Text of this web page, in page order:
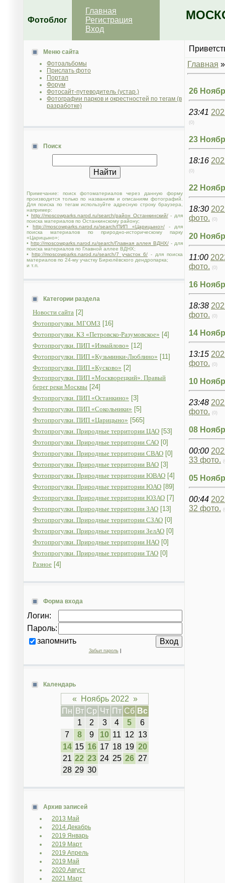
Фотоблог
Главная
Регистрация
Вход
Меню сайта
Фотоальбомы
Прислать фото
Портал
Форум
Фотосайт-путеводитель (устар.)
Фотографии парков и окрестностей по тегам (в
разработке)
Поиск
Примечание: поиск фотоматериалов через данную форму
производится только по названиям и описаниям фотографий.
Для поиска по тегам используйте адресную строку браузера,
например:
• http://moscowparks.narod.ru/search/район Останкинский/- для
поиска материалов по Останкинскому району;
•http://moscowparks.narod.ru/search/ПИП «Царицыно»/- для
поиска материалов по природно-историческому парку
«Царицыно»;
•http://moscowparks.narod.ru/search/Главная аллея ВДНХ/- для
поиска материалов по Главной аллее ВДНХ;
• http://moscowparks.narod.ru/search/7 участок 6/ - для поиска
материалов по 24-му участку Бирюлёвского дендропарка;
и т.п.
Категории раздела
Новости сайта [2]
Фотопрогулки. МГОМЗ [16]
Фотопрогулки. КЗ «Петровско-Разумовское» [4]
Фотопрогулки. ПИП «Измайлово» [12]
Фотопрогулки. ПИП «Кузьминки-Люблино» [11]
Фотопрогулки. ПИП «Кусково» [2]
Фотопрогулки. ПИП «Москворецкий». Правый
берег реки Москвы [24]
Фотопрогулки. ПИП «Останкино» [3]
Фотопрогулки. ПИП «Сокольники» [5]
Фотопрогулки. ПИП «Царицыно» [565]
Фотопрогулки. Природные территории ЦАО [53]
Фотопрогулки. Природные территории САО [0]
Фотопрогулки. Природные территории СВАО [0]
Фотопрогулки. Природные территории ВАО [3]
Фотопрогулки. Природные территории ЮВАО [4]
Фотопрогулки. Природные территории ЮАО [89]
Фотопрогулки. Природные территории ЮЗАО [7]
Фотопрогулки. Природные территории ЗАО [13]
Фотопрогулки. Природные территории СЗАО [0]
Фотопрогулки. Природные территории ЗелАО [0]
Фотопрогулки. Природные территории НАО [0]
Фотопрогулки. Природные территории ТАО [0]
Разное [4]
Форма входа
Логин:
Пароль:
запомнить
Забыл пароль|
Календарь
« Ноябрь 2022 »
Пн Вт Ср Чт Пт Сб Вс
1
2 3 4 5
6
7
8 9 10 11 12 13
14 15 16 17 18 19 20
21 22 23 24 25 26 27
28 29 30
Архив записей
2013 Май
2014 Декабрь
2019 Январь
2019 Март
2019 Апрель
2019 Май
2020 Август
2021 Март
Главная
26
23:41
(0)
23
18:16
(0)
22
18:30
фото. (0)
20
11:00
фото. (0)
16
18:38
фото. (0)
14
13:15
фото. (0)
10
23:48
фото. (0)
08
00:00
33 фото.
05
00:44
32 фото.